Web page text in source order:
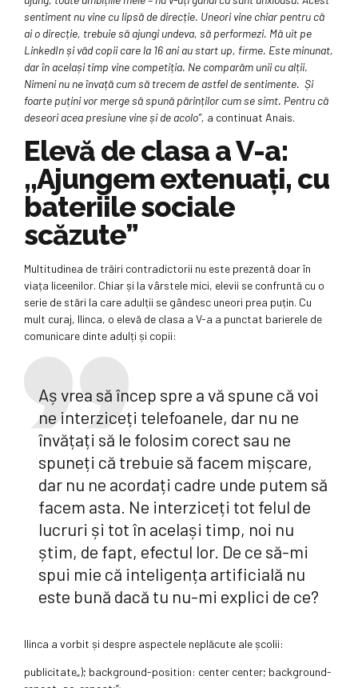
sentiment nu vine cu lipsă de direcție. Uneori vine chiar pentru că
ai o direcție, trebuie să ajungi undeva, să performezi. Mă uit pe
LinkedIn și văd copii care la 16 ani au start up, firme. Este minunat,
dar în același timp vine competiția. Ne comparăm unii cu alții.
Nimeni nu ne învață cum să trecem de astfel de sentimente. Și
foarte puțini vor merge să spună părinților cum se simt. Pentru că
deseori acea presiune vine și de acolo”, a continuat Anais.
Elevă de clasa a V-a:
,,Ajungem extenuați, cu
bateriile sociale
scăzute”
Multitudinea de trăiri contradictorii nu este prezentă doar în
viața liceenilor. Chiar și la vârstele mici, elevii se confruntă cu o
serie de stări la care adulții se gândesc uneori prea puțin. Cu
mult curaj, Ilinca, o elevă de clasa a V-a a punctat barierele de
comunicare dinte adulți și copii:
Aș vrea să încep spre a vă spune că voi
ne interziceți telefoanele, dar nu ne
învățați să le folosim corect sau ne
spuneți că trebuie să facem mișcare,
dar nu ne acordați cadre unde putem să
facem asta. Ne interziceți tot felul de
lucruri și tot în același timp, noi nu
știm, de fapt, efectul lor. De ce să-mi
spui mie că inteligența artificială nu
este bună dacă tu nu-mi explici de ce?
Ilinca a vorbit și despre aspectele neplăcute ale școlii:
publicitate„); background-position: center center; background-